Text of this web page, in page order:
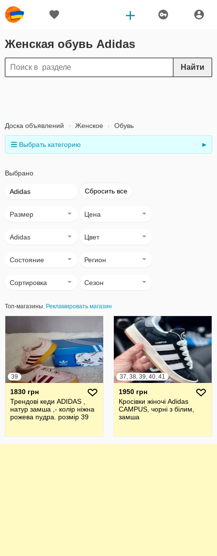
Женская обувь Adidas
Найти
Доска объявлений Женское Обувь
Выбрать категорию ►
Выбрано
Adidas Сбросить все
Размер Цена
Adidas Цвет
Состояние Регион
Сортировка Сезон
Топ-магазины. Рекламировать магазин
39
1830 грн
Трендові кеди ADIDAS ,
натур замша ,- колір ніжна
рожева пудра. розмір 39
37, 38, 39, 40, 41
1950 грн
Кросівки жіночі Adidas
CAMPUS, чорні з білим,
замша